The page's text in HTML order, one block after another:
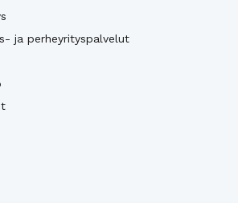
ja perheyrityspalvelut